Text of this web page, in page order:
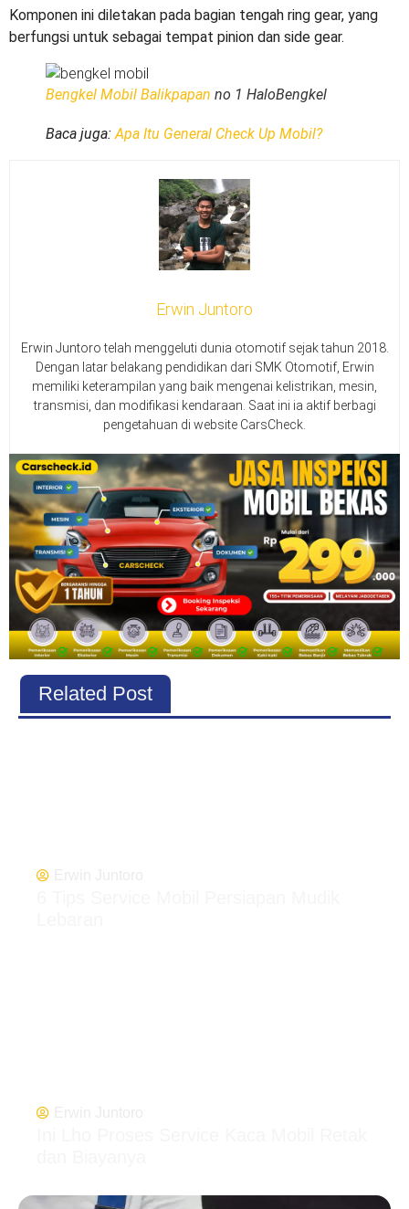
Komponen ini diletakan pada bagian tengah ring gear, yang
berfungsi untuk sebagai tempat pinion dan side gear.
Bengkel Mobil Balikpapan no 1 HaloBengkel
Baca juga: Apa Itu General Check Up Mobil?
Erwin Juntoro
Erwin Juntoro telah menggeluti dunia otomotif sejak tahun 2018.
Dengan latar belakang pendidikan dari SMK Otomotif, Erwin
memiliki keterampilan yang baik mengenai kelistrikan, mesin,
transmisi, dan modifikasi kendaraan. Saat ini ia aktif berbagi
pengetahuan di website CarsCheck.
Related Post